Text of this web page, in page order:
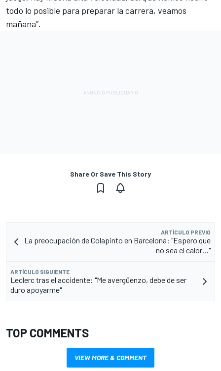
todo lo posible para preparar la carrera, veamos
mañana”.
Share Or Save This Story
ARTÍCULO PREVIO
La preocupación de Colapinto en Barcelona: "Espero que
no sea el calor…"
ARTÍCULO SIGUIENTE
Leclerc tras el accidente: "Me avergüenzo, debe de ser
duro apoyarme"
TOP COMMENTS
VIEW MORE & COMMENT